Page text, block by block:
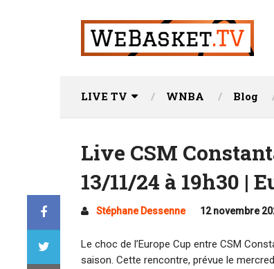
LIVE TV WNBA Blog
Live CSM
13/11/24 à 19h30 |
Stéphane Dessenne 12 novembre
Le choc de l’Europe Cup entre CSM
saison. Cette rencontre, prévue le